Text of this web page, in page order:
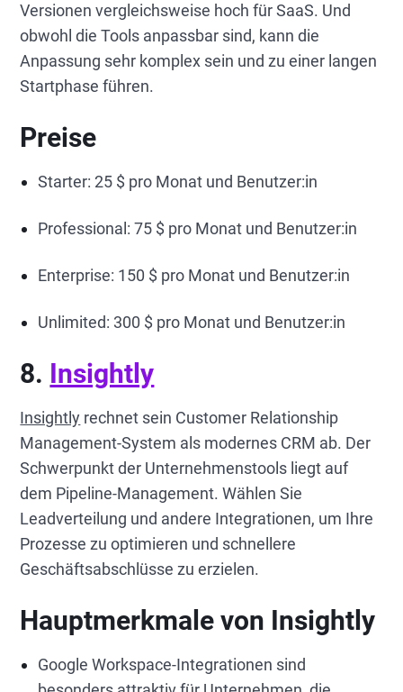
Versionen vergleichsweise hoch für SaaS. Und
obwohl die Tools anpassbar sind, kann die
Anpassung sehr komplex sein und zu einer langen
Startphase führen.
Preise
Starter: 25 $ pro Monat und Benutzer:in
Professional: 75 $ pro Monat und Benutzer:in
Enterprise: 150 $ pro Monat und Benutzer:in
Unlimited: 300 $ pro Monat und Benutzer:in
8. Insightly
Insightly rechnet sein Customer Relationship
Management-System als modernes CRM ab. Der
Schwerpunkt der Unternehmenstools liegt auf
dem Pipeline-Management. Wählen Sie
Leadverteilung und andere Integrationen, um Ihre
Prozesse zu optimieren und schnellere
Geschäftsabschlüsse zu erzielen.
Hauptmerkmale von Insightly
Google Workspace-Integrationen sind